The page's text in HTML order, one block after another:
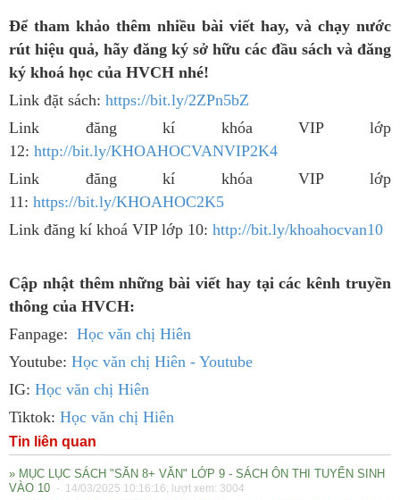
Để tham khảo thêm nhiều bài viết hay, và chạy nước
rút hiệu quả, hãy đăng ký sở hữu các đầu sách và đăng
ký khoá học của HVCH nhé!
Link đặt sách: https://bit.ly/2ZPn5bZ
Link đăng kí khóa VIP lớp
12: http://bit.ly/KHOAHOCVANVIP2K4
Link đăng kí khóa VIP lớp
11: https://bit.ly/KHOAHOC2K5
Link đăng kí khoá VIP lớp 10: http://bit.ly/khoahocvan10
Cập nhật thêm những bài viết hay tại các kênh truyền
thông của HVCH:
Fanpage: Học văn chị Hiên
Youtube: Học văn chị Hiên - Youtube
IG: Học văn chị Hiên
Tiktok: Học văn chị Hiên
Tin liên quan
» MỤC LỤC SÁCH "SĂN 8+ VĂN" LỚP 9 - SÁCH ÔN THI TUYỂN SINH
VÀO 10 - 14/03/2025 10:16:16, lượt xem: 3004